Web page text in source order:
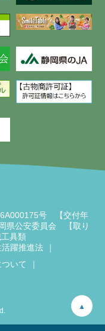
▲
号 【交付年
県公安委員会 【取り
具類
活躍推進法
いて